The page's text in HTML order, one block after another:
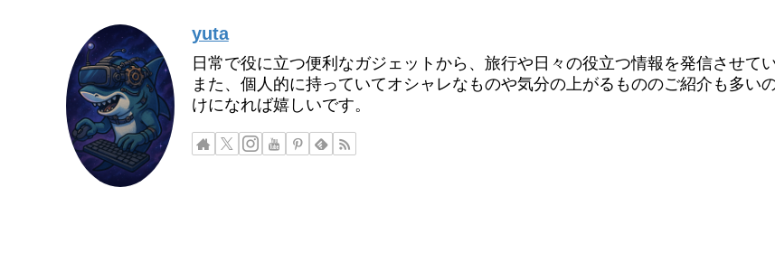
yuta
日常で役に立つ便利なガジェットから、旅行や日々の役立つ情報を発信させて
また、個人的に持っていてオシャレなものや気分の上がるもののご紹介も多い
けになれば嬉しいです。